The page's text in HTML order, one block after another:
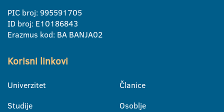
PIC broj: 995591705
ID broj: E10186843
Erazmus kod: BA BANJA02
Korisni linkovi
Univerzitet
Studije
Članice
Osoblje